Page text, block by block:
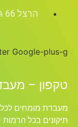
הרצל 66 גדרה - תחנה מרכזית אגד
Google-plus-g
טקפון –
מעבדת מומחים לכל
תיקונים בכל הרמות